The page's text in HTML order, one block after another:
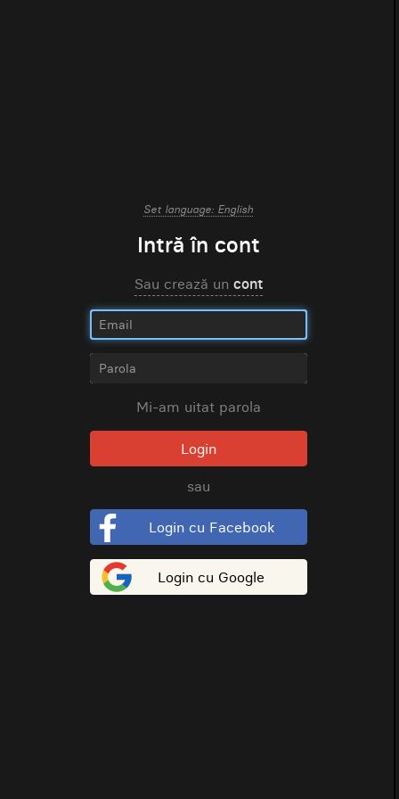
Set language: English
Intră în cont
Sau crează un cont
Mi-am uitat parola
Login
sau
Login cu Facebook
Login cu Google